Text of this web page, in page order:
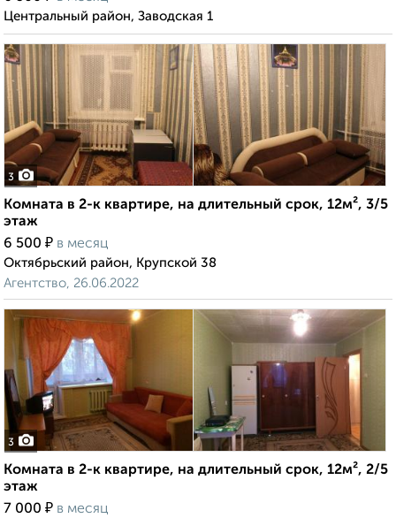
Центральный район, Заводская 1
3
Комната в 2-к квартире, на длительный срок, 12м², 3/5
этаж
6 500 ₽ в месяц
Октябрьский район, Крупской 38
Агентство, 26.06.2022
3
Комната в 2-к квартире, на длительный срок, 12м², 2/5
этаж
7 000 ₽ в месяц